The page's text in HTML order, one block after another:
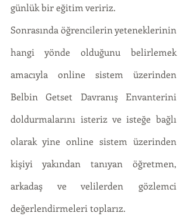
günlük bir eğitim veririz.
Sonrasında öğrencilerin yeteneklerinin
hangi yönde olduğunu belirlemek
amacıyla online sistem üzerinden
Belbin Getset Davranış Envanterini
doldurmalarını isteriz ve isteğe bağlı
olarak yine online sistem üzerinden
kişiyi yakından tanıyan öğretmen,
arkadaş ve velilerden gözlemci
değerlendirmeleri toplarız.